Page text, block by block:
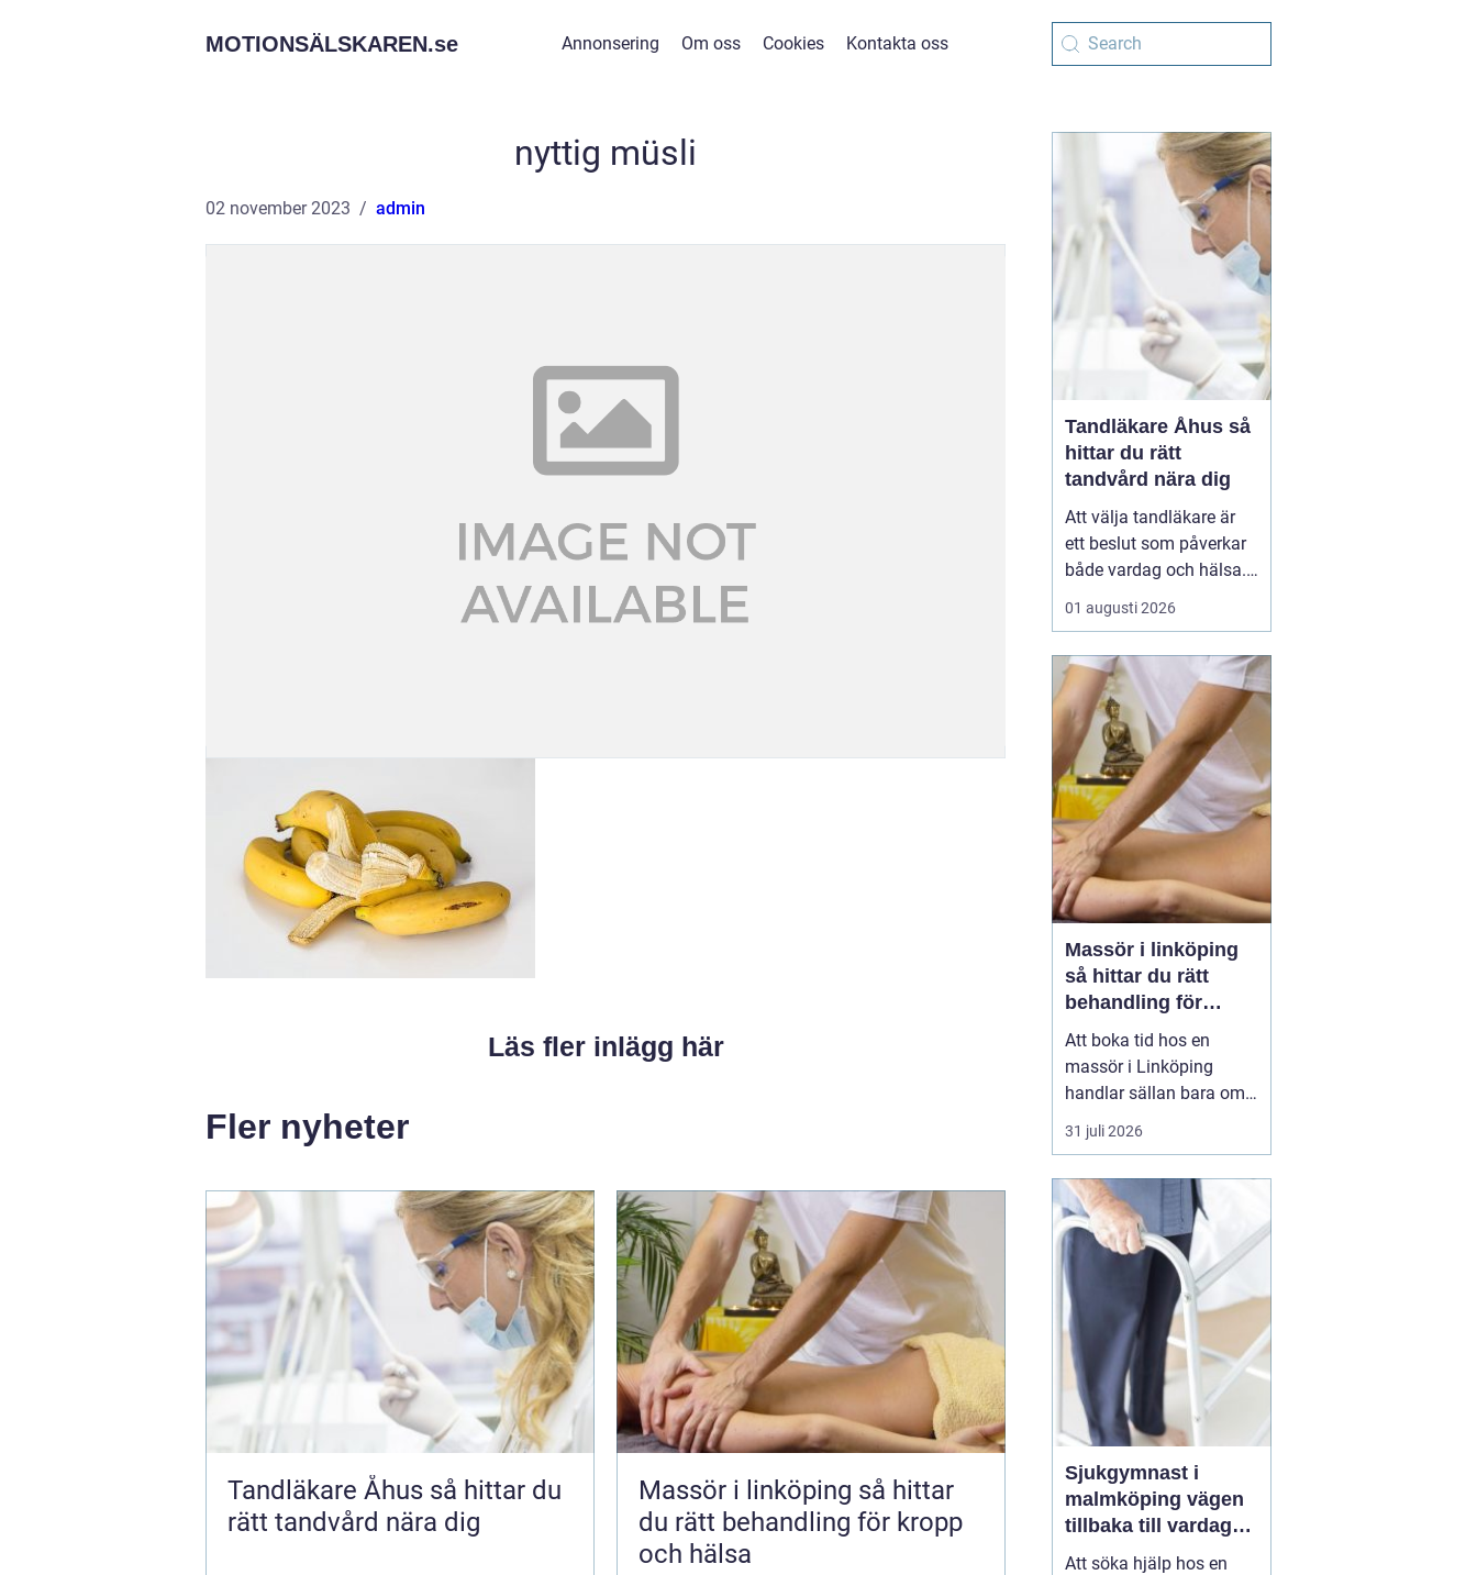
MOTIONSÄLSKAREN.se Annonsering Om oss Cookies Kontakta oss
nyttig müsli
02 november 2023 admin
Läs fler inlägg här
Fler nyheter
Tandläkare Åhus så hittar du
rätt tandvård nära dig
Massör i linköping så hittar
du rätt behandling för kropp
och hälsa
Tandläkare Åhus så
hittar du rätt
tandvård nära dig
Att välja tandläkare är
ett beslut som påverkar
både vardag och hälsa.
Den som söker
tandläkare åhus
som lagar hål. En trygg
kontakt, rimliga
väntetider och en lugn
miljö ...
01 augusti 2026
Massör i linköping
så hittar du rätt
behandling för
kropp och hälsa
Att boka tid hos en
massör i Linköping
handlar sällan bara om
att unna sig något skönt.
För många är massage
vardagen för att orka
arbeta, träna och leva ett
aktivt liv utan ständig
värk. En genomtänkt
massage kan minska
spänningar...
31 juli 2026
Sjukgymnast i
malmköping vägen
tillbaka till vardag
och rörelse
Att söka hjälp hos en